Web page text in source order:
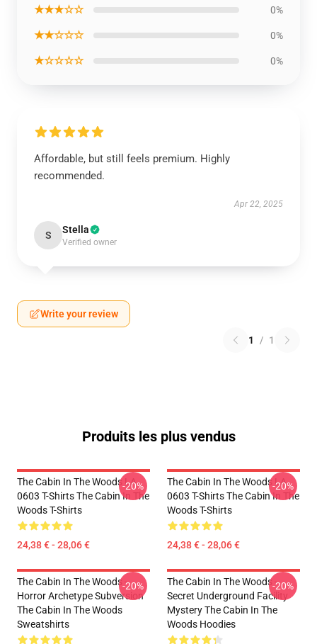
★★★☆☆ 0%
★★☆☆☆ 0%
★☆☆☆☆ 0%
Affordable, but still feels premium. Highly
recommended.
Apr 22, 2025
S Stella
Verified owner
Write your review
1 / 1
Produits les plus vendus
The Cabin In The Woods LA
0603 T-Shirts The Cabin In The
Woods T-Shirts
24,38 € - 28,06 €
-20%
The Cabin In The Woods LA
0603 T-Shirts The Cabin In The
Woods T-Shirts
24,38 € - 28,06 €
-20%
The Cabin In The Woods -
Horror Archetype Subversion
The Cabin In The Woods
Sweatshirts
-20%
The Cabin In The Woods -
Secret Underground Facility
Mystery The Cabin In The
Woods Hoodies
-20%